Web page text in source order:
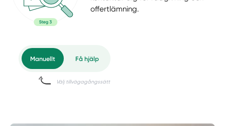
offertlämning.